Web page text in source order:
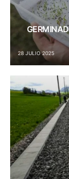
28 JULIO 2025